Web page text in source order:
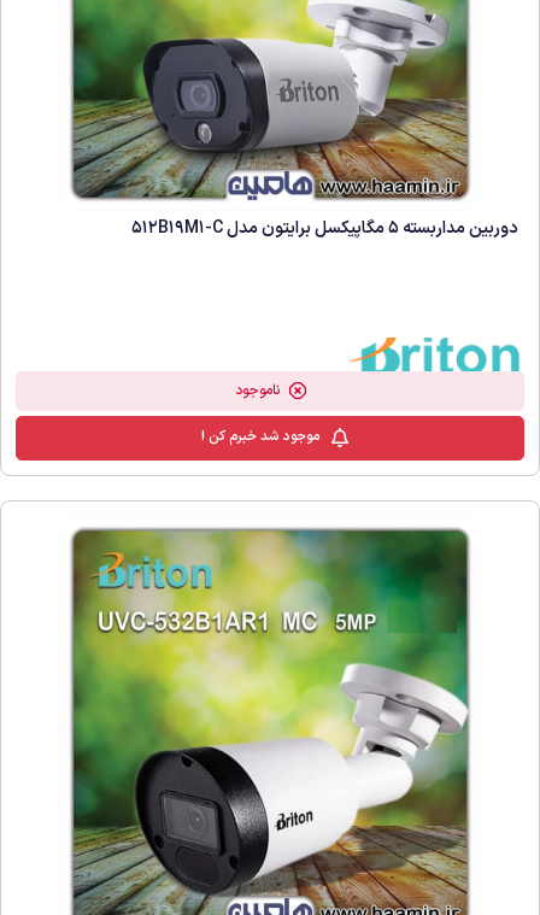
دوربین مداربسته 5 مگاپیکسل برایتون مدل 512B19M1-C
ناموجود
موجود شد خبرم کن !